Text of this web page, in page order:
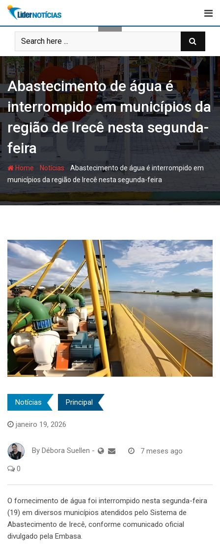
Skip
content
Abastecimento de água é
interrompido em municípios da
região de Irecê nesta segunda-
feira
Home Notícias-Abastecimento de água é interrompido em
municípios da região de Irecê nesta segunda-feira
Notícias Principal
janeiro 19, 2026
By Débora Suellen - 7 meses ago
0
O fornecimento de água foi interrompido nesta segunda-feira
(19) em diversos municípios atendidos pelo Sistema de
Abastecimento de Irecê, conforme comunicado oficial
divulgado pela Embasa.